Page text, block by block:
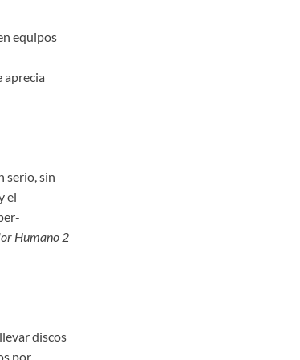
equipos
aprecia
serio, sin
el
Humano 2
discos
por